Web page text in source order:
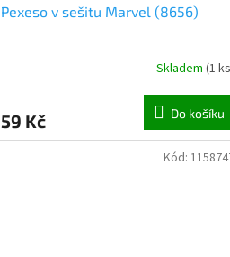
Pexeso v sešitu Marvel (8656)
Skladem (1 ks
59 Kč Do košíku
Kód: